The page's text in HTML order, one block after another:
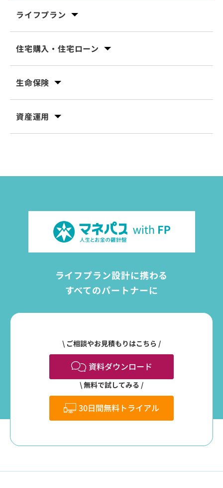
ライフプラン
住宅購入・住宅ローン
生命保険
資産運用
ライフプラン設計に携わる
すべてのパートナーに
ご相談やお見積もりはこちら
資料ダウンロード
無料で試してみる
30日間無料トライアル